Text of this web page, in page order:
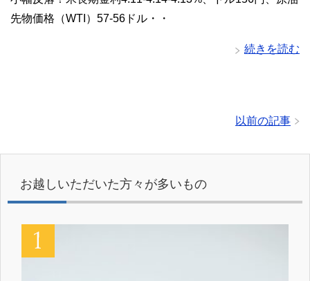
先物価格（WTI）57-56ドル・・
続きを読む
以前の記事
お越しいただいた方々が多いもの